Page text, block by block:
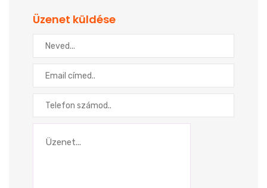
Üzenet küldése